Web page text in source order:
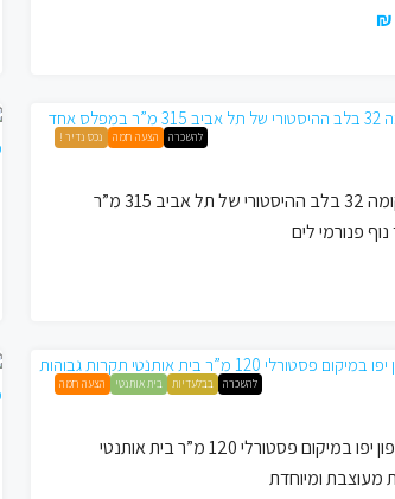
להשכרה הצעה חמה נכס נדיר !
להשכרה בקומה 32 בלב ההיסטורי של תל אביב 315 מ”ר
פנורמי לים
להשכרה בבלעדיות בית אותנטי הצעה חמה
להשכרה בצפון יפו במיקום פסטורלי 120 מ”ר בית אותנטי
מעוצבת ומיוחדת